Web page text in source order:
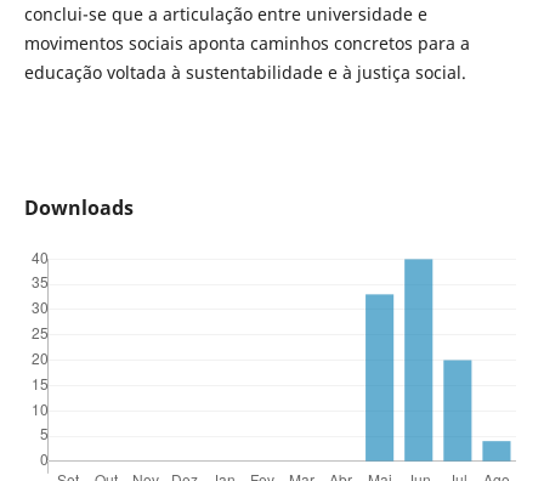
conclui-se que a articulação entre universidade e
movimentos sociais aponta caminhos concretos para a
educação voltada à sustentabilidade e à justiça social.
Downloads